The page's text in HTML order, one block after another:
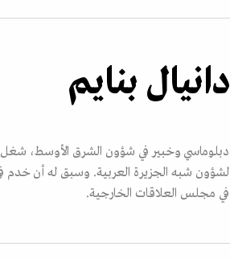
دانيال بنايم
لشؤون شبه الجزيرة العربية. وسبق له أن خدم
في مجلس العلاقات الخارجية.